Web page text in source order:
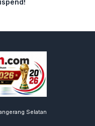
Selatan